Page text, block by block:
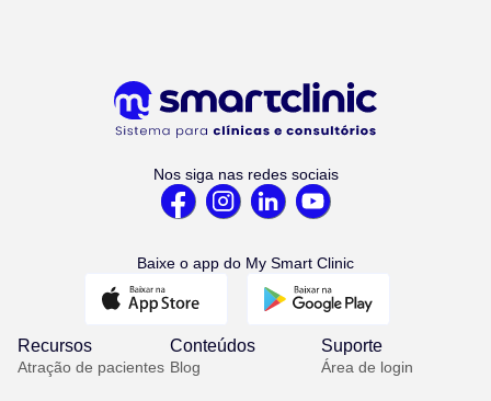
Nos siga nas redes sociais
Baixe o app do My Smart Clinic
Recursos
Atração de pacientes
Conteúdos
Blog
Suporte
Área de login